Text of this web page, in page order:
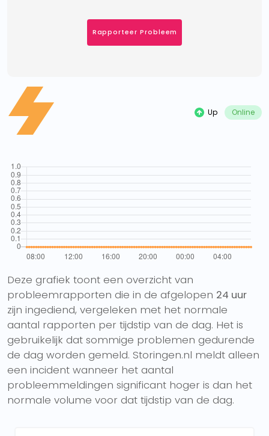
Rapporteer Probleem
Up Online
Deze grafiek toont een overzicht van
probleemrapporten die in de afgelopen 24 uur
zijn ingediend, vergeleken met het normale
aantal rapporten per tijdstip van de dag. Het is
gebruikelijk dat sommige problemen gedurende
de dag worden gemeld. Storingen.nl meldt alleen
een incident wanneer het aantal
probleemmeldingen significant hoger is dan het
normale volume voor dat tijdstip van de dag.